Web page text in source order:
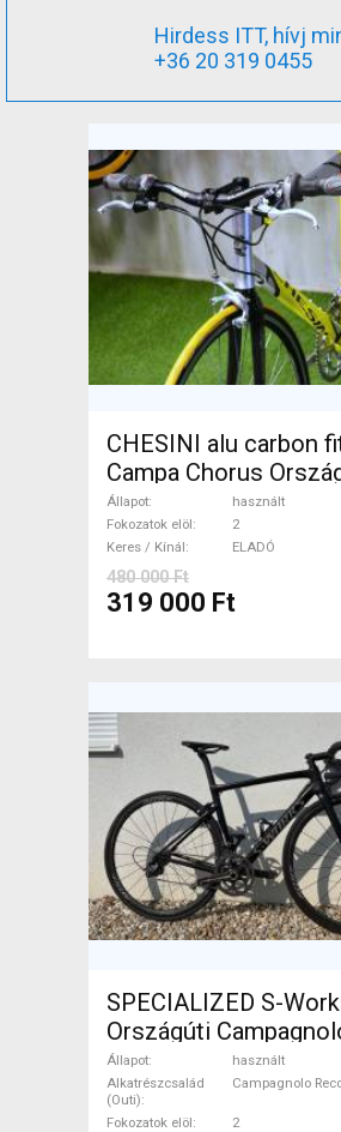
Hirdess ITT, hívj
+36 20 319 0455
CHESINI alu carbon
Campa Chorus
használt ELADÓ
Állapot
használt
Fokozatok elöl
2
Keres / Kínál
ELADÓ
480 000 Ft
319 000 Ft
SPECIALIZED S-
Országúti
Record patkófék
ELADÓ
Állapot
használt
Alkatrészcsalád
(Outi)
Campagnolo
Fokozatok elöl
2